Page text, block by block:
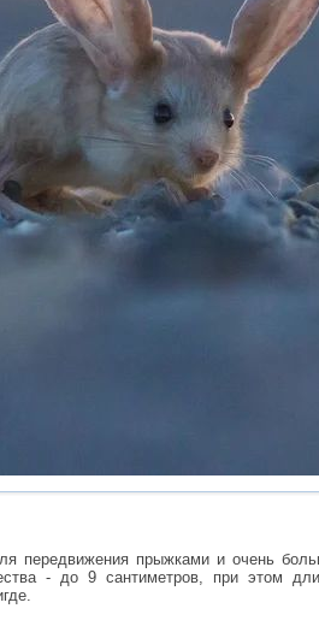
передвижения прыжками и очень
- до 9 сантиметров, при этом